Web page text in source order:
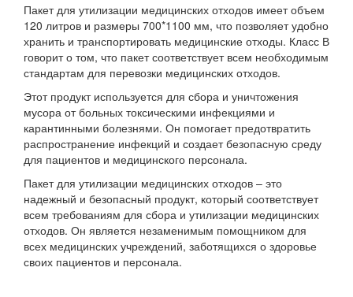
Пакет для утилизации медицинских отходов имеет объем
120 литров и размеры 700*1100 мм, что позволяет удобно
хранить и транспортировать медицинские отходы. Класс В
говорит о том, что пакет соответствует всем необходимым
стандартам для перевозки медицинских отходов.
Этот продукт используется для сбора и уничтожения
мусора от больных токсическими инфекциями и
карантинными болезнями. Он помогает предотвратить
распространение инфекций и создает безопасную среду
для пациентов и медицинского персонала.
Пакет для утилизации медицинских отходов – это
надежный и безопасный продукт, который соответствует
всем требованиям для сбора и утилизации медицинских
отходов. Он является незаменимым помощником для
всех медицинских учреждений, заботящихся о здоровье
своих пациентов и персонала.